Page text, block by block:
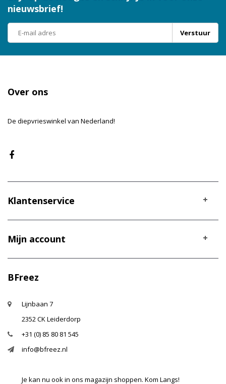
nieuwsbrief!
Verstuur
Over ons
De diepvrieswinkel van Nederland!
Klantenservice
Mijn account
BFreez
Lijnbaan 7
2352 CK Leiderdorp
+31 (0) 85 80 81 545
info@bfreez.nl
Je kan nu ook in ons magazijn shoppen. Kom Langs!